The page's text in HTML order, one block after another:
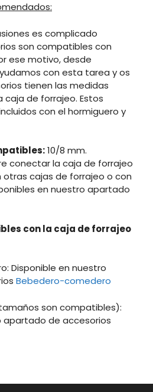
es complicado
son compatibles con
ese motivo, desde
con esta tarea y os
tienen las medidas
de forrajeo. Estos
con el hormiguero y
10/8 mm.
conectar la caja de forrajeo
otras cajas de forrajeo o con
en nuestro apartado
con la caja de forrajeo
Disponible en nuestro
Bebedero-comedero
son compatibles):
apartado de accesorios